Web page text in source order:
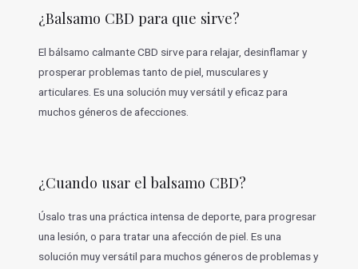
i
o
e
s
¿Balsamo CBD para que sirve?
El bálsamo calmante CBD sirve para relajar, desinflamar y
prosperar problemas tanto de piel, musculares y
articulares. Es una solución muy versátil y eficaz para
muchos géneros de afecciones.
¿Cuando usar el balsamo CBD?
Úsalo tras una práctica intensa de deporte, para progresar
una lesión, o para tratar una afección de piel. Es una
solución muy versátil para muchos géneros de problemas y